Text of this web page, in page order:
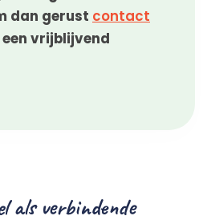
dan gerust contact
vrijblijvend
als verbindende